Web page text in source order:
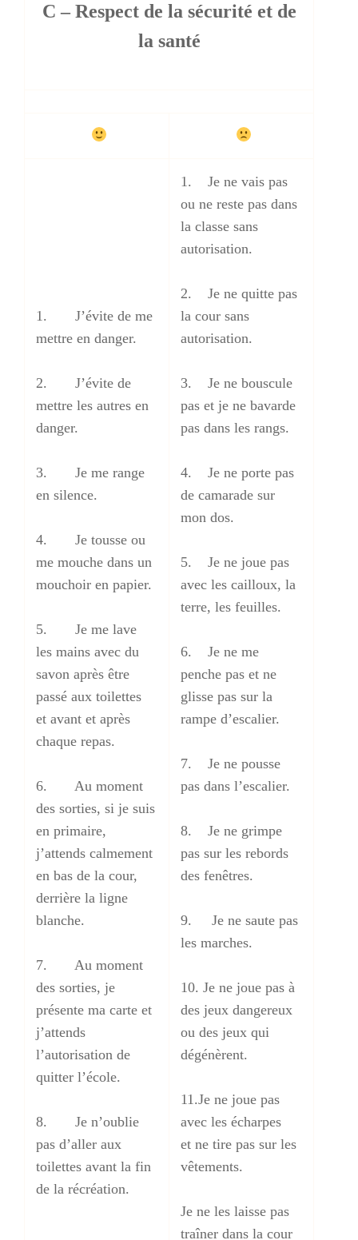
C – Respect de la sécurité et de
la santé
1. J’évite de me
mettre en danger.
2. J’évite de
mettre les autres en
danger.
3. Je me range
en silence.
4. Je tousse ou
me mouche dans un
mouchoir en papier.
5. Je me lave
les mains avec du
savon après être
passé aux toilettes
et avant et après
chaque repas.
6. Au moment
des sorties, si je suis
en primaire,
j’attends calmement
en bas de la cour,
derrière la ligne
blanche.
7. Au moment
des sorties, je
présente ma carte et
j’attends
l’autorisation de
quitter l’école.
8. Je n’oublie
pas d’aller aux
toilettes avant la fin
de la récréation.
1. Je ne vais pas
ou ne reste pas dans
la classe sans
autorisation.
2. Je ne quitte pas
la cour sans
autorisation.
3. Je ne bouscule
pas et je ne bavarde
pas dans les rangs.
4. Je ne porte pas
de camarade sur
mon dos.
5. Je ne joue pas
avec les cailloux, la
terre, les feuilles.
6. Je ne me
penche pas et ne
glisse pas sur la
rampe d’escalier.
7. Je ne pousse
pas dans l’escalier.
8. Je ne grimpe
pas sur les rebords
des fenêtres.
9. Je ne saute pas
les marches.
10. Je ne joue pas à
des jeux dangereux
ou des jeux qui
dégénèrent.
11.Je ne joue pas
avec les écharpes
et ne tire pas sur les
vêtements.
Je ne les laisse pas
traîner dans la cour